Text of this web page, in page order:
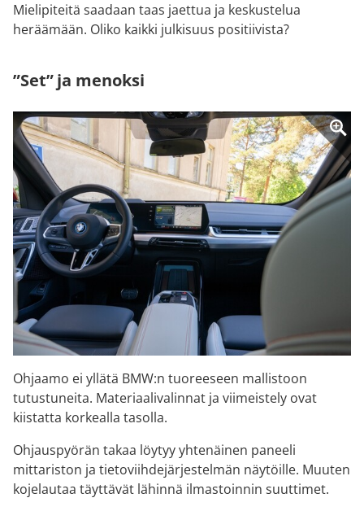
Mielipiteitä saadaan taas jaettua ja keskustelua
heräämään. Oliko kaikki julkisuus positiivista?
”Set” ja menoksi
Ohjaamo ei yllätä BMW:n tuoreeseen mallistoon
tutustuneita. Materiaalivalinnat ja viimeistely ovat
kiistatta korkealla tasolla.
Ohjauspyörän takaa löytyy yhtenäinen paneeli
mittariston ja tietoviihdejärjestelmän näytöille. Muuten
kojelautaa täyttävät lähinnä ilmastoinnin suuttimet.